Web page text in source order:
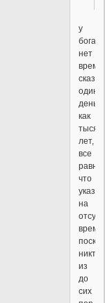
у
бога
нет
один
день
как
лет,
все
равно,
что
на
никто
из
до
сих